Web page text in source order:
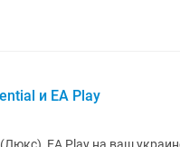
и EA Play